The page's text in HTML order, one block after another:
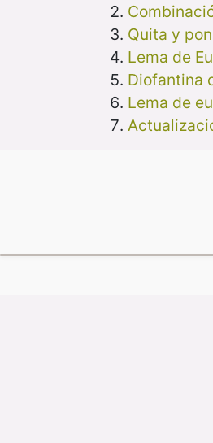
Quita y
Lema de
Diofantina
Lema de